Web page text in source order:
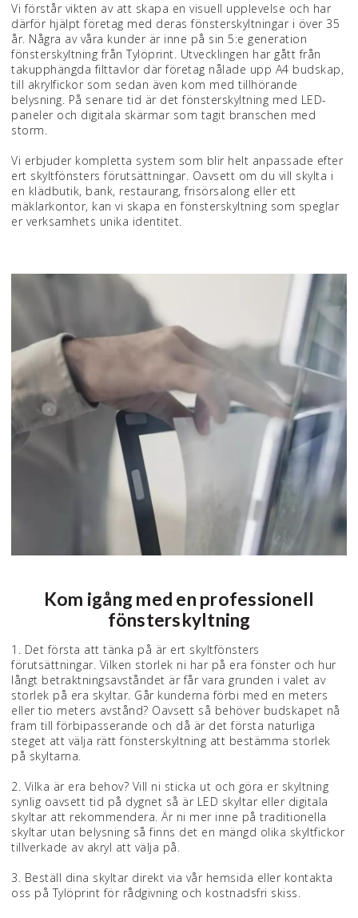
Vi förstår vikten av att skapa en visuell upplevelse och har
därför hjälpt företag med deras fönsterskyltningar i över 35
år. Några av våra kunder är inne på sin 5:e generation
fönsterskyltning från Tylöprint. Utvecklingen har gått från
takupphängda filttavlor där företag nålade upp A4 budskap,
till akrylfickor som sedan även kom med tillhörande
belysning. På senare tid är det fönsterskyltning med LED-
paneler och digitala skärmar som tagit branschen med
storm.
Vi erbjuder kompletta system som blir helt anpassade efter
ert skyltfönsters förutsättningar. Oavsett om du vill skylta i
en klädbutik, bank, restaurang, frisörsalong eller ett
mäklarkontor, kan vi skapa en fönsterskyltning som speglar
er verksamhets unika identitet.
Kom igång med en professionell
fönsterskyltning
1. Det första att tänka på är ert skyltfönsters
förutsättningar. Vilken storlek ni har på era fönster och hur
långt betraktningsavståndet är får vara grunden i valet av
storlek på era skyltar. Går kunderna förbi med en meters
eller tio meters avstånd? Oavsett så behöver budskapet nå
fram till förbipasserande och då är det första naturliga
steget att välja rätt fönsterskyltning att bestämma storlek
på skyltarna.
2. Vilka är era behov? Vill ni sticka ut och göra er skyltning
synlig oavsett tid på dygnet så är LED skyltar eller digitala
skyltar att rekommendera. Är ni mer inne på traditionella
skyltar utan belysning så finns det en mängd olika skyltfickor
tillverkade av akryl att välja på.
3. Beställ dina skyltar direkt via vår hemsida eller kontakta
oss på Tylöprint för rådgivning och kostnadsfri skiss.